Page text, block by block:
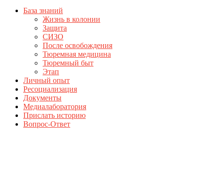
База знаний
Жизнь в колонии
Защита
СИЗО
После освобождения
Тюремная медицина
Тюремный быт
Этап
Личный опыт
Ресоциализация
Документы
Медиалаборатория
Прислать историю
Вопрос-Ответ